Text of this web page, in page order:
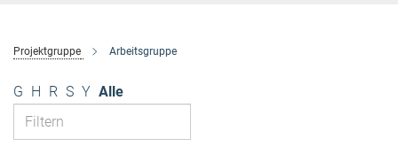
Projektgruppe Arbeitsgruppe
G H R S Y Alle